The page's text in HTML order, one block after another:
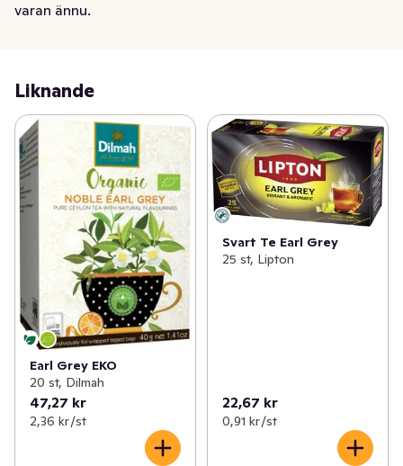
materiel. De har även startat t e x flera skolor, barnhem
www.iucn.org) för att bl a rädda och bevara elefanterna
samt miljön i Sri Lanka. Läs gärna mer på
www.dilmahconservation.org
varan ännu.
Liknande
Earl Grey EKO
20 st, Dilmah
47,27 kr
2,36 kr /st
Svart Te Earl Grey
25 st, Lipton
22,67 kr
0,91 kr /st